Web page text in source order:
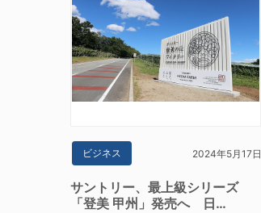
ビジネス 2024年5月17日
サントリー、最上級シリーズ
「登美 甲州」発売へ 日…